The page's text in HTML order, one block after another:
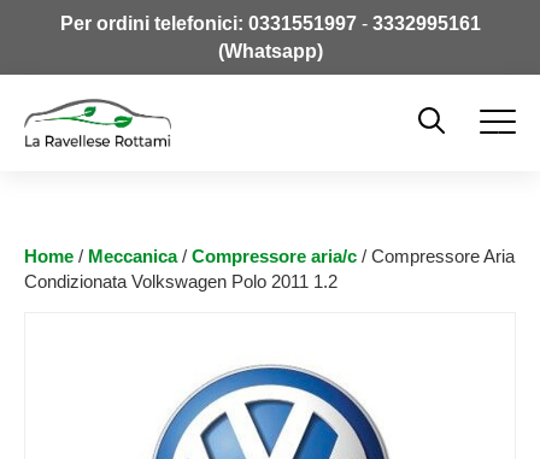
Per ordini telefonici: 0331551997- 3332995161
(Whatsapp)
Home / Meccanica/ Compressore aria/c / Compressore Aria
Condizionata Volkswagen Polo 2011 1.2